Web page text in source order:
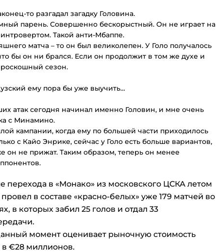
то разгадал загадку Головина.
парень. Совершенно бескорыстный. Он не играет на
Такой анти-Мбаппе.
матча – то он был великолепен. У Голо получалось
бы он ни брался. Если он продолжит в том же духе и
сезон.
ему пора бы уже выучить…
атак сегодня начинал именно Головин, и мне очень
с Минамино.
кампании, когда ему по большей части приходилось
с Кайо Энрике, сейчас у Голо есть больше вариантов,
он не прижат. Таким образом, теперь он менее
перехода в «Монако» из московского ЦСКА летом
провел в составе «красно-белых» уже 179 матчей во
в которых забил 25 голов и отдал 33
момент оценивает рыночную стоимость
€28 миллионов.